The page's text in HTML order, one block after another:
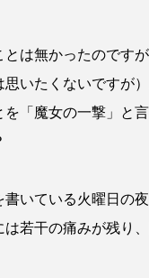
とは無かったのです
思いたくないですが）
を「魔女の一撃」と
いている火曜日の夜
は若干の痛みが残り